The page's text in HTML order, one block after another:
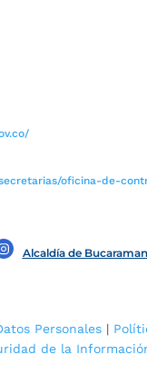
oficina-de-
Alcaldía de
Personales |
de la